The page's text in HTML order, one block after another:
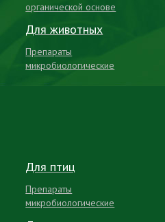
органической основе
Для животных
Препараты
микробиологические
Для птиц
Препараты
микробиологические